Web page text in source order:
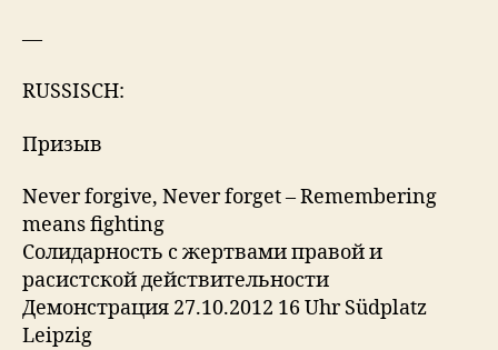
—
RUSSISCH:
Призыв
Never forgive, Never forget – Remembering
means fighting
Солидарность с жертвами правой и
расистской действительности
Демонстрация 27.10.2012 16 Uhr Südplatz
Leipzig